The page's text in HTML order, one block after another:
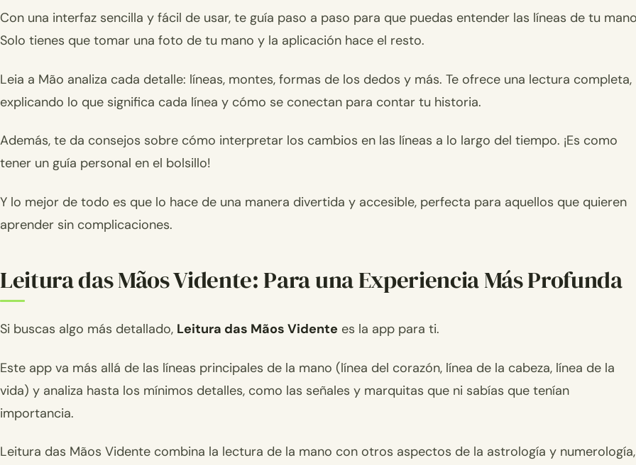
Con una interfaz sencilla y fácil de usar, te guía paso a paso para que puedas entender las líneas de tu
Solo tienes que tomar una foto de tu mano y la aplicación hace el resto.
Leia a Mão analiza cada detalle: líneas, montes, formas de los dedos y más. Te ofrece una lectura completa,
explicando lo que significa cada línea y cómo se conectan para contar tu historia.
Además, te da consejos sobre cómo interpretar los cambios en las líneas a lo largo del tiempo. ¡Es como
tener un guía personal en el bolsillo!
Y lo mejor de todo es que lo hace de una manera divertida y accesible, perfecta para aquellos que quieren
aprender sin complicaciones.
Leitura das Mãos Vidente: Para una Experiencia Más Profunda
Si buscas algo más detallado, Leitura das Mãos Vidente es la app para ti.
Este app va más allá de las líneas principales de la mano (línea del corazón, línea de la cabeza, línea de la
vida) y analiza hasta los mínimos detalles, como las señales y marquitas que ni sabías que tenían
importancia.
Leitura das Mãos Vidente combina la lectura de la mano con otros aspectos de la astrología y numerología,